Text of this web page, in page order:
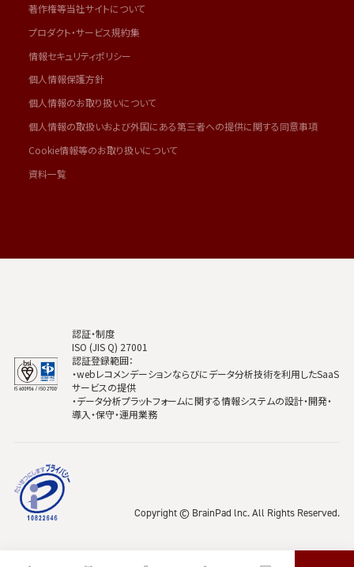
著作権等当社サイトについて
プロダクト・サービス規約集
情報セキュリティポリシー
個人情報保護方針
個人情報のお取り扱いについて
個人情報の取扱いおよび外国にある第三者への提供に関する同意事項
Cookie情報等のお取り扱いについて
資料一覧
認証・制度
ISO (JIS Q) 27001
認証登録範囲：
・webレコメンデーションならびにデータ分析技術を利用したSaaS
サービスの提供
・データ分析プラットフォームに関する情報システムの設計・開発・
導入・保守・運用業務
Copyright © BrainPad lnc. All Rights Reserved.